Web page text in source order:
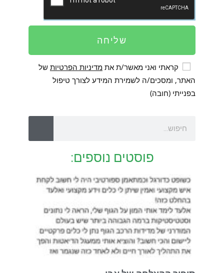
שליחה
קראתי ואני מאשר/ת את מדיניות הפרטיות של
האתר, ומסכים/ה לשמירת המידע לצורך טיפול
בפנייתי (חובה)
פוסטים נוספים: